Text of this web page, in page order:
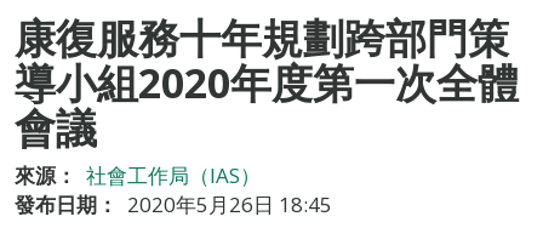
康復服務十年規劃跨部門策
導小組2020年度第一次全體
會議
來源：
社會工作局（IAS）
發布日期：
2020年5月26日 18:45